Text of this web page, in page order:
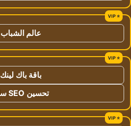
عالم الشباب
باقة باك لينك
تحسين SEO سلة